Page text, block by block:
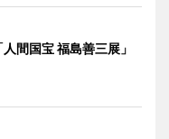
間国宝 福島善三展」